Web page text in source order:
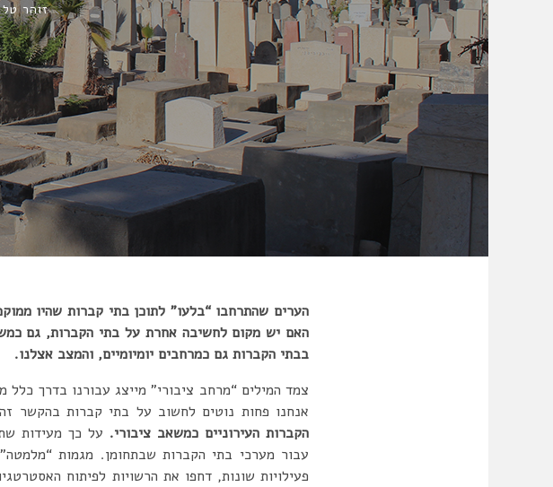
זוהר טל
הערים שהתרחבו “בלעו” לתוכן בתי קברות שהיו
האם יש מקום לחשיבה אחרת על בתי הקברות, גם
בבתי הקברות גם כמרחבים יומיומיים, והמצב אצלנו.
צמד המילים “מרחב ציבורי” מייצג עבורנו בדרך כלל
אנחנו פחות נוטים לחשוב על בתי קברות בהקשר
הקברות העירוניים כמשאב ציבורי. על כך מעידות
עבור מערכי בתי הקברות שבתחומן. מגמות
פעילויות שונות, דחפו את הרשויות לפיתוח